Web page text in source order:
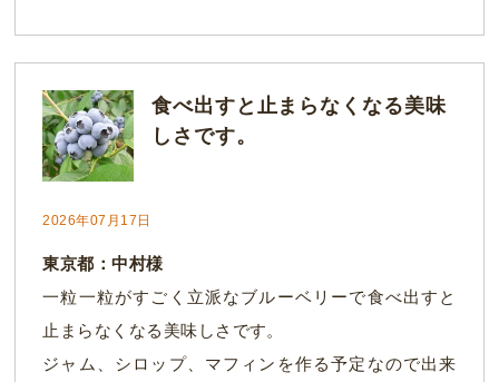
食べ出すと止まらなくなる美味
しさです。
2026年07月17日
東京都：中村様
一粒一粒がすごく立派なブルーベリーで食べ出すと
止まらなくなる美味しさです。
ジャム、シロップ、マフィンを作る予定なので出来